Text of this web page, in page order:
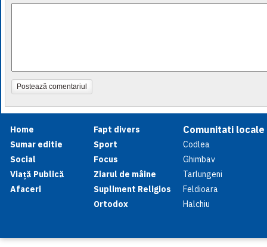
Postează comentariul
Home
Sumar editie
Social
Viață Publică
Afaceri
Fapt divers
Sport
Focus
Ziarul de mâine
Supliment Religios
Ortodox
Comunitati locale
Codlea
Ghimbav
Tarlungeni
Feldioara
Halchiu